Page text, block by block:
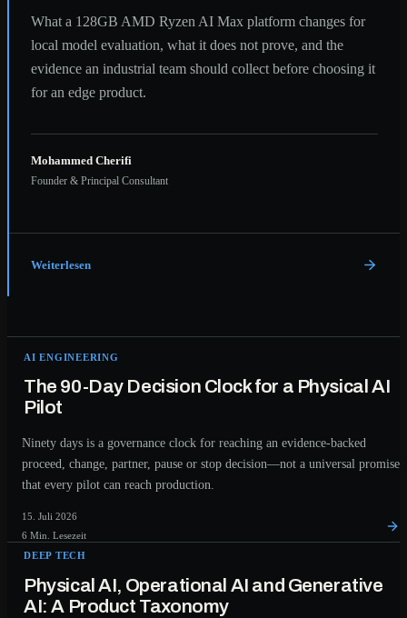
What a 128GB AMD Ryzen AI Max platform changes for
local model evaluation, what it does not prove, and the
evidence an industrial team should collect before choosing it
for an edge product.
Mohammed Cherifi
Founder & Principal Consultant
Weiterlesen
AI ENGINEERING
The 90-Day Decision Clock for a Physical AI
Pilot
Ninety days is a governance clock for reaching an evidence-backed
proceed, change, partner, pause or stop decision—not a universal promise
that every pilot can reach production.
15. Juli 2026
6 Min. Lesezeit
DEEP TECH
Physical AI, Operational AI and Generative
AI: A Product Taxonomy